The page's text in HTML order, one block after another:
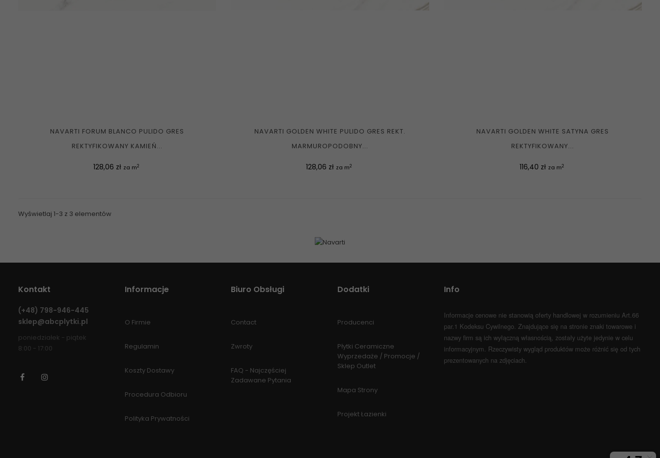
NAVARTI FORUM BLANCO PULIDO GRES
REKTYFIKOWANY KAMIEŃ...
Cena
128,06 zł za m2
NAVARTI GOLDEN WHITE PULIDO GRES REKT.
MARMUROPODOBNY...
Cena
128,06 zł za m2
NAVARTI GOLDEN WHITE SATYNA GRES
REKTYFIKOWANY...
Cena
116,40 zł za m2
Wyświetlaj 1-3 z 3 elementów
Kontakt
(+48) 798-946-445
sklep@abcplytki.pl
poniedziałek - piątek
8:00 - 17:00
Facebook
Informacje
O Firmie
Regulamin
Koszty Dostawy
Procedura Odbioru
Polityka Prywatności
Biuro Obsługi
Contact
Zwroty
FAQ - Najczęściej
Zadawane Pytania
Dodatki
Producenci
Płytki Ceramiczne
Wyprzedaże / Promocje /
Sklep Outlet
Mapa Strony
Projekt Łazienki
Info
Informacje cenowe nie stanowią oferty handlowej w rozumieniu Art.66
par.1 Kodeksu Cywilnego. Znajdujące się na stronie znaki towarowe i
nazwy firm są ich wyłączną własnością, zostały użyte jedynie w celu
informacyjnym. Rzeczywisty wygląd produktów może różnić się od tych
prezentowanych na zdjęciach.